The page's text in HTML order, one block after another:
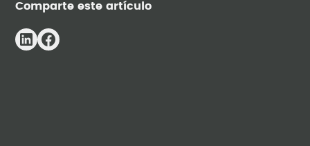
Comparte este artículo